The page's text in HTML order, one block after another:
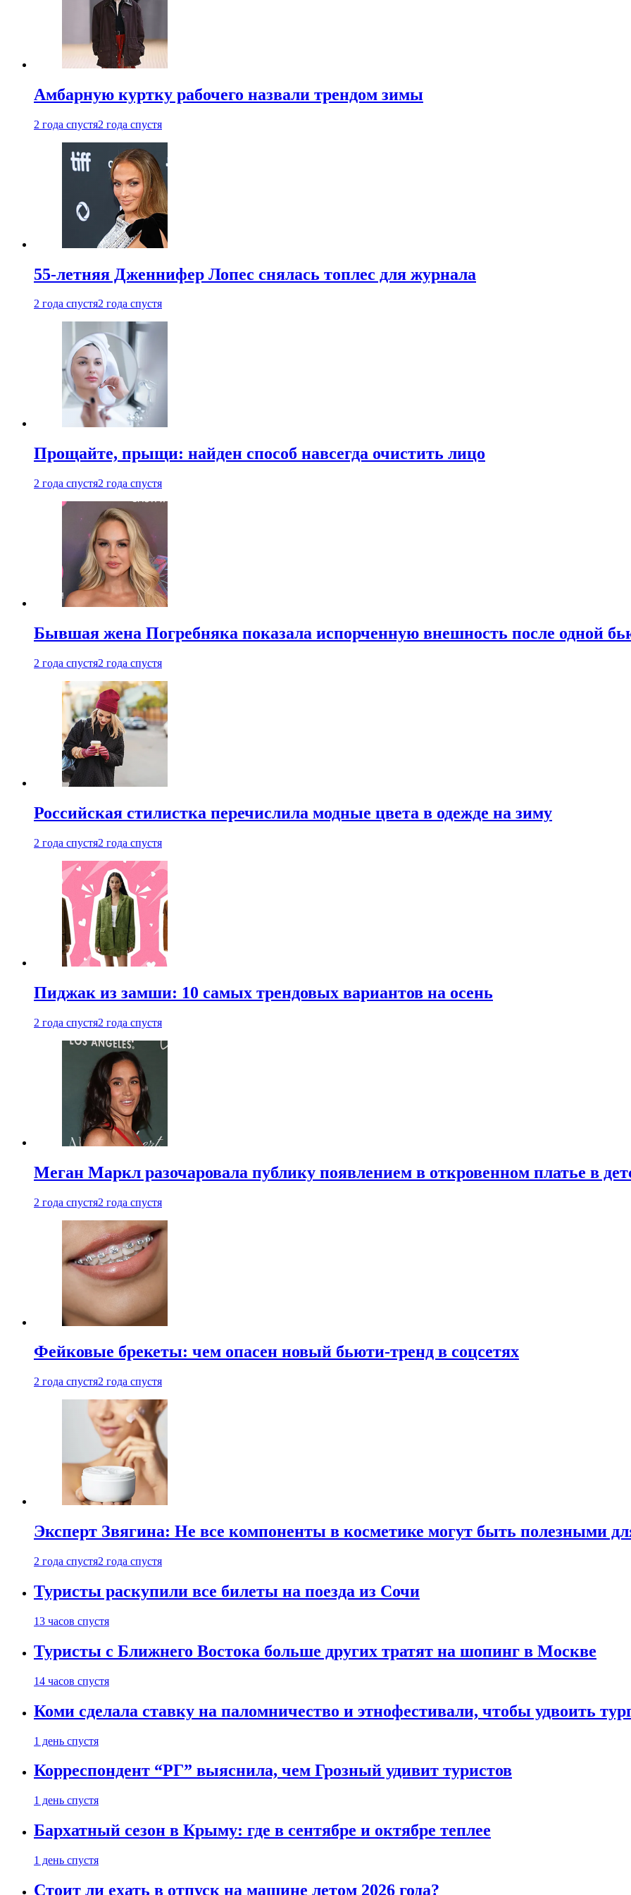
Амбарную куртку рабочего назвали трендом зимы
2 года спустя2 года спустя
55-летняя Дженнифер Лопес снялась топлес для журнала
2 года спустя2 года спустя
Прощайте, прыщи: найден способ навсегда очистить лицо
2 года спустя2 года спустя
Бывшая жена Погребняка показала испорченную внешность после одной
2 года спустя2 года спустя
Российская стилистка перечислила модные цвета в одежде на зиму
2 года спустя2 года спустя
Пиджак из замши: 10 самых трендовых вариантов на осень
2 года спустя2 года спустя
Меган Маркл разочаровала публику появлением в откровенном платье в
2 года спустя2 года спустя
Фейковые брекеты: чем опасен новый бьюти-тренд в соцсетях
2 года спустя2 года спустя
Эксперт Звягина: Не все компоненты в косметике могут быть полезными
2 года спустя2 года спустя
Туристы раскупили все билеты на поезда из Сочи
13 часов спустя
Туристы с Ближнего Востока больше других тратят на шопинг в Москве
14 часов спустя
Коми сделала ставку на паломничество и этнофестивали, чтобы удвоить
1 день спустя
Корреспондент “РГ” выяснила, чем Грозный удивит туристов
1 день спустя
Бархатный сезон в Крыму: где в сентябре и октябре теплее
1 день спустя
Стоит ли ехать в отпуск на машине летом 2026 года?